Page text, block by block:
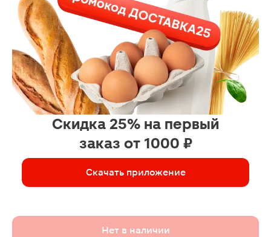
Скидка 25% на первый
заказ от 1000 ₽
Скачать приложение
Нет в наличии